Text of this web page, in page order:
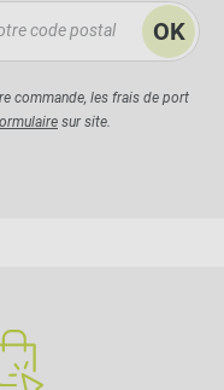
OK
commande, les frais de port
sur site.